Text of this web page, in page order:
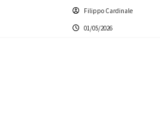
Filippo Cardinale
01/05/2026